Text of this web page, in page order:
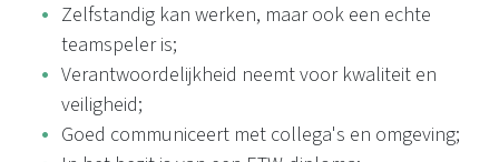
Zelfstandig kan werken, maar ook een echte
teamspeler is;
Verantwoordelijkheid neemt voor kwaliteit en
veiligheid;
Goed communiceert met collega's en omgeving;